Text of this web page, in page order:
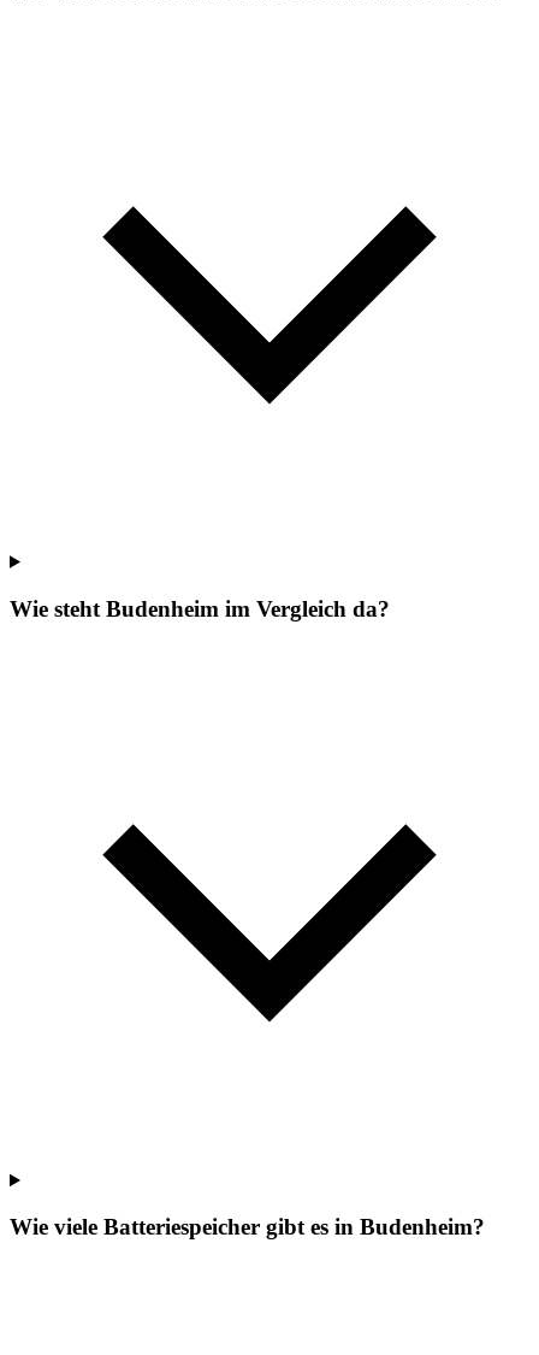
Wie steht Budenheim im Vergleich da?
Wie viele Batteriespeicher gibt es in Budenheim?